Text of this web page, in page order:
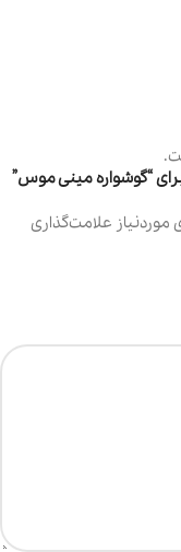
“گوشواره مینی موس”
علامت‌گذاری